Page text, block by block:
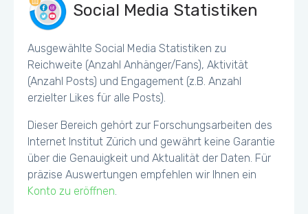
Social Media Statistiken
Ausgewählte Social Media Statistiken zu
Reichweite (Anzahl Anhänger/Fans), Aktivität
(Anzahl Posts) und Engagement (z.B. Anzahl
erzielter Likes für alle Posts).
Dieser Bereich gehört zur Forschungsarbeiten des
Internet Institut Zürich und gewährt keine Garantie
über die Genauigkeit und Aktualität der Daten. Für
präzise Auswertungen empfehlen wir Ihnen ein
Konto zu eröffnen.